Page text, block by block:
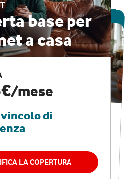
base per
a casa
/mese
vincolo di
LA COPERTURA
ESCLUSIVA ONLINE
CASA PRO
Internet veloce e
vantaggi speciali
RETE FISSA + VODAFONE CLUB